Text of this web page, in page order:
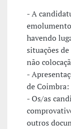
- A
havendo
situações
não
-
de Coimbra:
- Os/as
outros